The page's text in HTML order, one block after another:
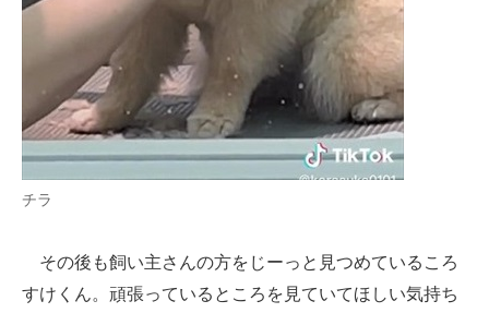
チラ
その後も飼い主さんの方をじーっと見つめているころ
すけくん。頑張っているところを見ていてほしい気持ち